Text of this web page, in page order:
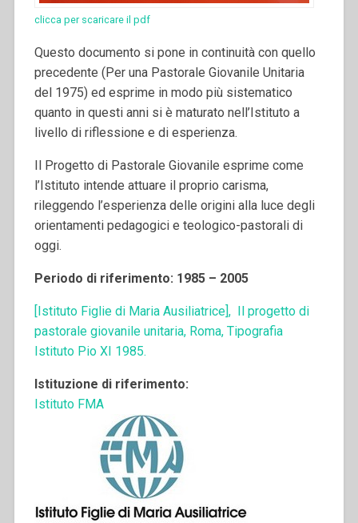
clicca per scaricare il pdf
Questo documento si pone in continuità con quello
precedente (Per una Pastorale Giovanile Unitaria
del 1975) ed esprime in modo più sistematico
quanto in questi anni si è maturato nell’Istituto a
livello di riflessione e di esperienza.
Il Progetto di Pastorale Giovanile esprime come
l’Istituto intende attuare il proprio carisma,
rileggendo l’esperienza delle origini alla luce degli
orientamenti pedagogici e teologico-pastorali di
oggi.
Periodo di riferimento: 1985 – 2005
[Istituto Figlie di Maria Ausiliatrice], Il progetto di
pastorale giovanile unitaria, Roma, Tipografia
Istituto Pio XI 1985.
Istituzione di riferimento:
Istituto FMA